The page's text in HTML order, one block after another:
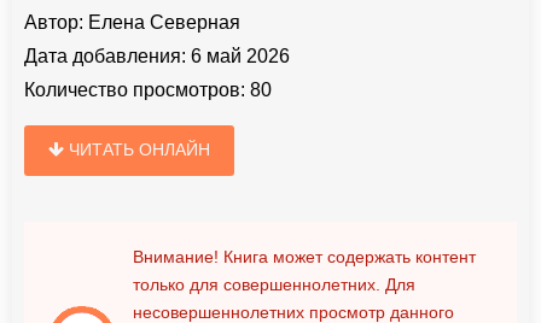
Автор: Елена Северная
Дата добавления: 6 май 2026
Количество просмотров: 80
ЧИТАТЬ ОНЛАЙН
Внимание! Книга может содержать контент
только для совершеннолетних. Для
несовершеннолетних просмотр данного